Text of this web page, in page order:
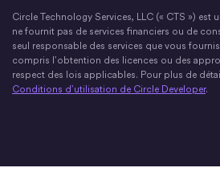
Circle Technology Services, LLC (« CTS ») est
ne fournit pas de services financiers ou de
seul responsable des services que vous
compris l’obtention des licences ou des
respect des lois applicables. Pour plus de
Conditions d’utilisation de Circle Developer.